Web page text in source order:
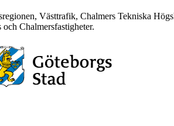
Västtrafik, Chalmers Tekniska
Chalmersfastigheter.